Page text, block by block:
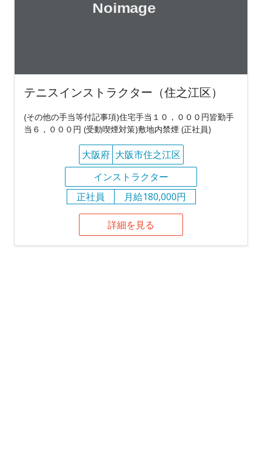
テニスインストラクター（住之江区）
(その他の手当等付記事項)住宅手当１０，０００円皆勤手
当６，０００円 (受動喫煙対策)敷地内禁煙 (正社員)
大阪府 大阪市住之江区
インストラクター
正社員
月給180,000円
詳細を見る